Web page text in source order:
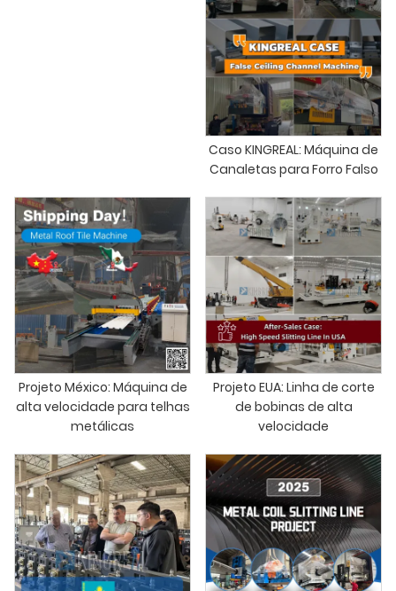
Caso KINGREAL: Máquina de
Canaletas para Forro Falso
Projeto México: Máquina de
alta velocidade para telhas
metálicas
Projeto EUA: Linha de corte
de bobinas de alta
velocidade